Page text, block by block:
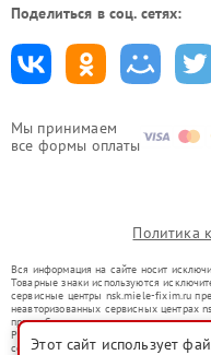
Мы принимаем
все формы оплаты
Поделиться в соц. сетях:
Политика
Вся информация на сайте носит
Товарные знаки используются
сервисные центры nsk.miele-fixim.ru
неавторизованных сервисных центрах
правообладателями товарных знаков
Ремонт осуществляется для устройств,
со статьей 1487 ГК РФ.
Этот сайт использует